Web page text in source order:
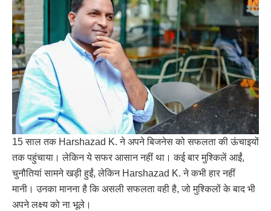
15 साल तक Harshazad K. ने अपने बिजनेस को सफलता की ऊंचाइयों
तक पहुंचाया। लेकिन ये सफर आसान नहीं था। कई बार मुश्किलें आईं,
चुनौतियां सामने खड़ी हुईं, लेकिन Harshazad K. ने कभी हार नहीं
मानी। उनका मानना है कि असली सफलता वही है, जो मुश्किलों के बाद भी
अपने लक्ष्य को ना भूले।